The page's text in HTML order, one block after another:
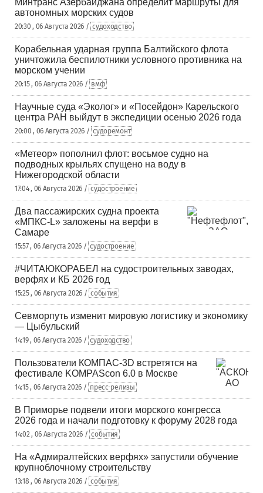
Минтранс Азербайджана определит маршруты для
автономных морских судов
20:30 , 06 Августа 2026 / судоходство
Корабельная ударная группа Балтийского флота
уничтожила беспилотники условного противника на
морском учении
20:15 , 06 Августа 2026 / вмф
Научные суда «Эколог» и «Посейдон» Карельского
центра РАН выйдут в экспедиции осенью 2026 года
20:00 , 06 Августа 2026 / судоремонт
«Метеор» пополнил флот: восьмое судно на
подводных крыльях спущено на воду в
Нижегородской области
17:04 , 06 Августа 2026 / судостроение
Два пассажирских судна проекта
«МПКС-L» заложены на верфи в
Самаре
15:57 , 06 Августа 2026 / судостроение
#ЧИТАЮКОРАБЕЛ на судостроительных заводах,
верфях и КБ 2026 год
15:25 , 06 Августа 2026 / события
Севморпуть изменит мировую логистику и экономику
— Цыбульский
14:19 , 06 Августа 2026 / судоходство
Пользователи КОМПАС-3D встретятся на
фестивале KOMPAScon 6.0 в Москве
14:15 , 06 Августа 2026 / пресс-релизы
В Приморье подвели итоги морского конгресса
2026 года и начали подготовку к форуму 2028 года
14:02 , 06 Августа 2026 / события
На «Адмиралтейских верфях» запустили обучение
крупноблочному строительству
13:18 , 06 Августа 2026 / события